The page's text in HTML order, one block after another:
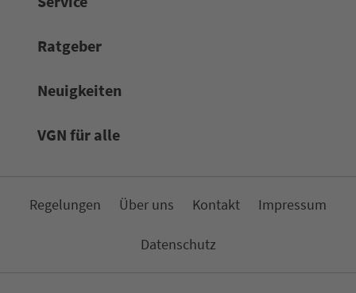
Rat­ge­ber
Neuigkeiten
VGN für alle
Re­ge­lungen Über uns Kon­takt Impressum
Da­ten­schutz